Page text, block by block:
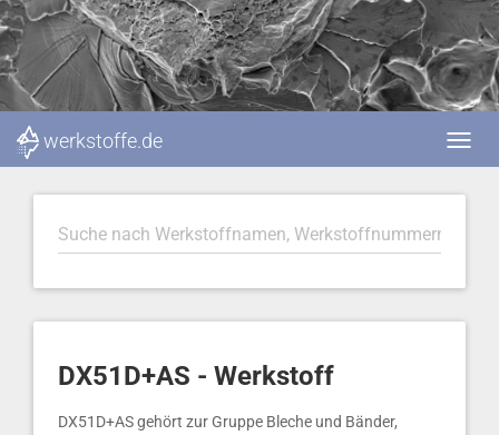
werkstoffe.de
DX51D+AS - Werkstoff
DX51D+AS gehört zur Gruppe Bleche und Bänder,